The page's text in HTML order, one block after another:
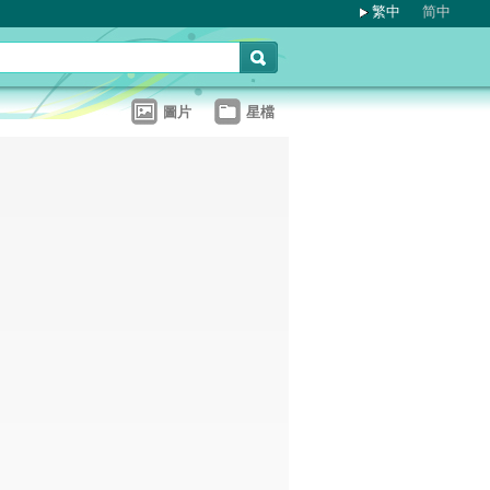
繁中 简中
圖片 星檔